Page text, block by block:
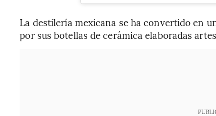
La destilería mexicana se ha convertido en
por sus botellas de cerámica elaboradas